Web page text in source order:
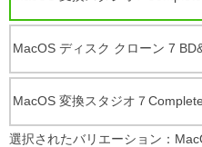
MacOS ディスク クローン 7
MacOS 変換スタジオ７
選択されたバリエーション：